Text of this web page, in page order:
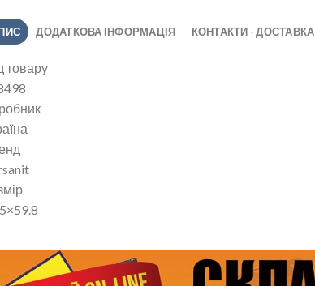
ДОДАТКОВА ІНФОРМАЦІЯ КОНТАКТИ - ДОСТАВКА
товару